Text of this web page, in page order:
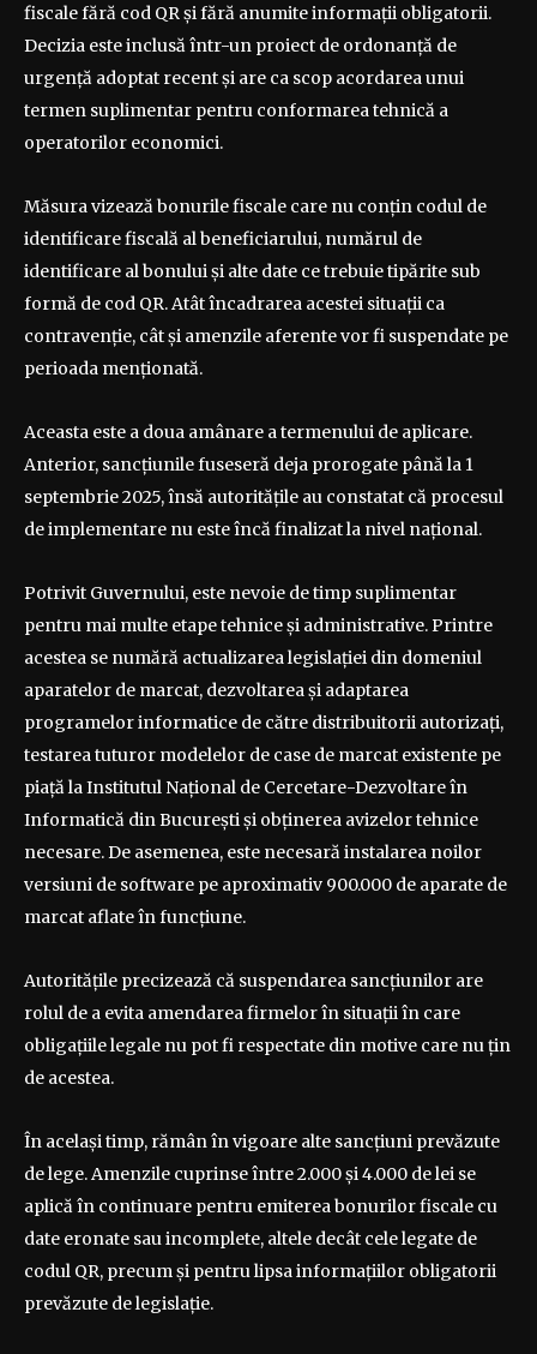
fiscale fără cod QR și fără anumite informații obligatorii.
Decizia este inclusă într-un proiect de ordonanță de
urgență adoptat recent și are ca scop acordarea unui
termen suplimentar pentru conformarea tehnică a
operatorilor economici.
Măsura vizează bonurile fiscale care nu conțin codul de
identificare fiscală al beneficiarului, numărul de
identificare al bonului și alte date ce trebuie tipărite sub
formă de cod QR. Atât încadrarea acestei situații ca
contravenție, cât și amenzile aferente vor fi suspendate pe
perioada menționată.
Aceasta este a doua amânare a termenului de aplicare.
Anterior, sancțiunile fuseseră deja prorogate până la 1
septembrie 2025, însă autoritățile au constatat că procesul
de implementare nu este încă finalizat la nivel național.
Potrivit Guvernului, este nevoie de timp suplimentar
pentru mai multe etape tehnice și administrative. Printre
acestea se numără actualizarea legislației din domeniul
aparatelor de marcat, dezvoltarea și adaptarea
programelor informatice de către distribuitorii autorizați,
testarea tuturor modelelor de case de marcat existente pe
piață la Institutul Național de Cercetare-Dezvoltare în
Informatică din București și obținerea avizelor tehnice
necesare. De asemenea, este necesară instalarea noilor
versiuni de software pe aproximativ 900.000 de aparate de
marcat aflate în funcțiune.
Autoritățile precizează că suspendarea sancțiunilor are
rolul de a evita amendarea firmelor în situații în care
obligațiile legale nu pot fi respectate din motive care nu țin
de acestea.
În același timp, rămân în vigoare alte sancțiuni prevăzute
de lege. Amenzile cuprinse între 2.000 și 4.000 de lei se
aplică în continuare pentru emiterea bonurilor fiscale cu
date eronate sau incomplete, altele decât cele legate de
codul QR, precum și pentru lipsa informațiilor obligatorii
prevăzute de legislație.